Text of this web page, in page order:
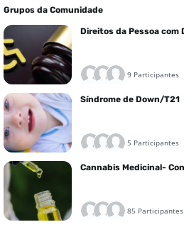
Grupos da Comunidade
9 Participantes
Síndrome de Down/T21
5 Participantes
85 Participantes